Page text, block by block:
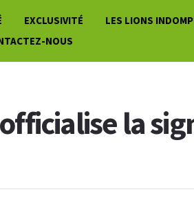
EXCLUSIVITÉ LES LIONS
NOUS
la